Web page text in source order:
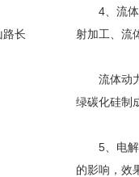
路长
4、流体抛
射加工、流
流体动力
绿碳化硅制
5、电解抛
的影响，效